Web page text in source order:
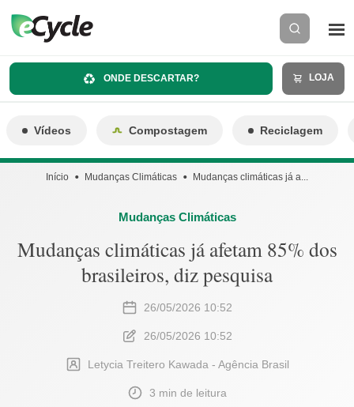
ONDE DESCARTAR? LOJA
Vídeos Compostagem Reciclagem
Início Mudanças Climáticas Mudanças climáticas já a...
Mudanças Climáticas
Mudanças climáticas já afetam 85% dos
brasileiros, diz pesquisa
26/05/2026 10:52
26/05/2026 10:52
Letycia Treitero Kawada - Agência Brasil
3 min de leitura